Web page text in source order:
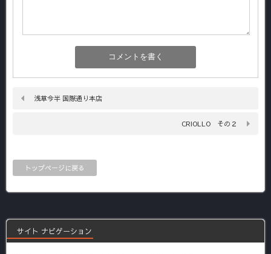
浅草今半 国際通り本店
CRIOLLO その２
トップページに戻る
サイト ナビゲーション